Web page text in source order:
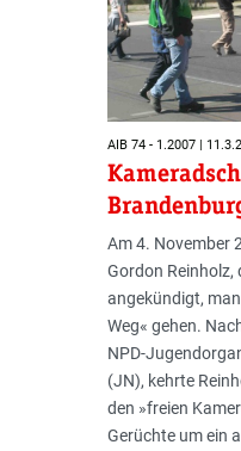
AIB 74 - 1.2007 |
Am 4. November
Gordon Reinholz,
angekündigt,
Weg« gehen.
NPD-
(JN), kehrte
den »freien
Gerüchte um ein